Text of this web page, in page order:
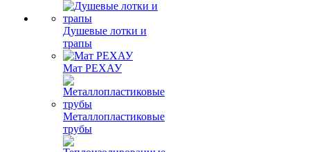
Душевые лотки и
трапы
Мат РЕХАУ
Металлопластиковые
трубы